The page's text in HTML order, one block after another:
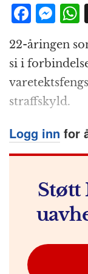
F
a
c
e
b
o
o
k
M
ss
e
n
g
e
r
s
22-åringen
si i
straffskyld.
Logg inn for
Støtt